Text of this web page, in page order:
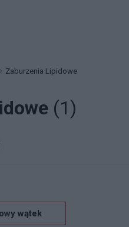
Zaburzenia Lipidowe
(1)
wątek